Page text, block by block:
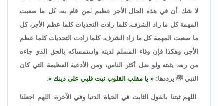
لا شك أن في هذه الحال الأجر عظيم لمن قام به، كل ما صعبت
المهمة كل ما زاد الشرف، كلما زادت التحديات كلما عظم الأجر، كل
ما صعبت المهمة كل ما زاد الشرف، كلما زادت التحديات كلما عظم
الأجر، وهكذا فإن وفاء المسلم لدينه واستمساكه بالحق الذي جاءه
من ربه، يثبته ولو ضل أكثر الناس، ومن الأدعية العظيمة التي كان
النبي ﷺ يرددها:
يا مقلب القلوب ثبت قلبي على دينك .
اللهم ثبتنا بالقول الثابت في الحياة الدنيا وفي الآخرة، اللهم اجعلنا